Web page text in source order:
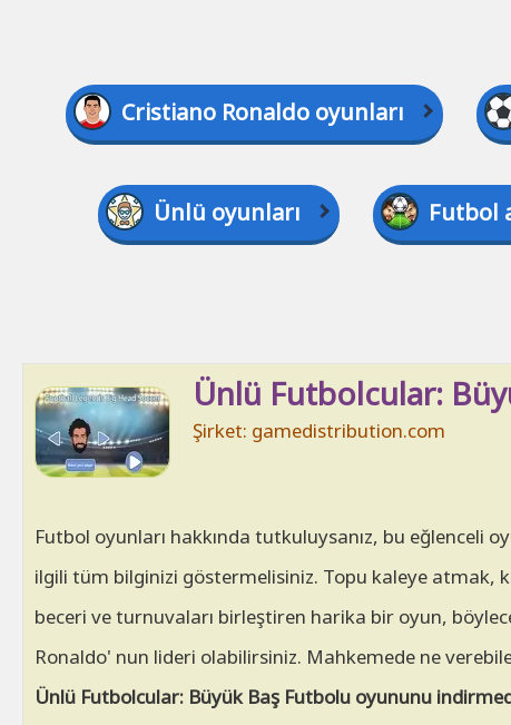
Cristiano Ronaldo oyunları
Ünlü oyunları Futbol
Ünlü Futbolcular:
Şirket: gamedistribution.com
Futbol oyunları hakkında tutkuluysanız, bu eğlenceli
ilgili tüm bilginizi göstermelisiniz. Topu kaleye atmak,
beceri ve turnuvaları birleştiren harika bir oyun,
Ronaldo' nun lideri olabilirsiniz. Mahkemede ne
Ünlü Futbolcular: Büyük Baş Futbolu oyununu